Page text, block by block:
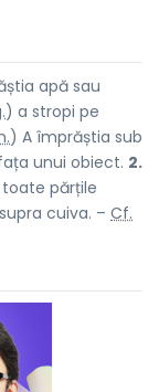
apă sau
) a stropi pe
) A împrăștia sub
unui obiect. 2.
părțile
cuiva. – Cf.